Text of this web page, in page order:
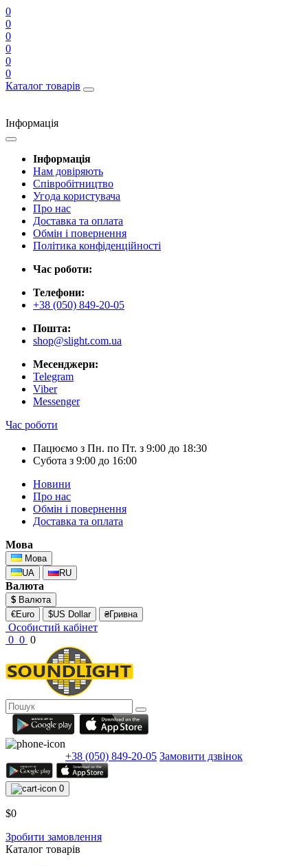
0
0
0
0
0
0
Каталог товарів
Інформація
Інформація
Нам довіряють
Співробітництво
Угода користувача
Про нас
Доставка та оплата
Обмін і повернення
Політика конфіденційності
Час роботи:
Телефони:
+38 (050) 849-20-05
Пошта:
shop@slight.com.ua
Месенджери:
Telegram
Viber
Messenger
Час роботи
Пацюємо з Пн. по Пт. з 9:00 до 18:30
Субота з 9:00 до 16:00
Новини
Про нас
Обмін і повернення
Доставка та оплата
Мова
Мова
UA
RU
Валюта
$ Валюта
€Euro
$US Dollar ₴Гривна
Особистий кабінет
0 0 0
+38 (050) 849-20-05 Замовити дзвінок
0
$0
Зробити замовлення
Каталог товарів